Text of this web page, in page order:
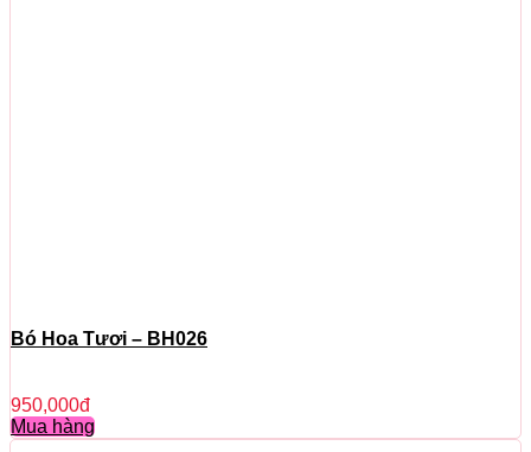
Bó Hoa Tươi – BH026
950,000đ
Mua hàng